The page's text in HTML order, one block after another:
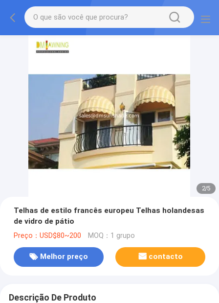
2/5
Telhas de estilo francês europeu Telhas holandesas
de vidro de pátio
Preço：USD$80~200 MOQ：1 grupo
Melhor preço contacto
Descrição De Produto